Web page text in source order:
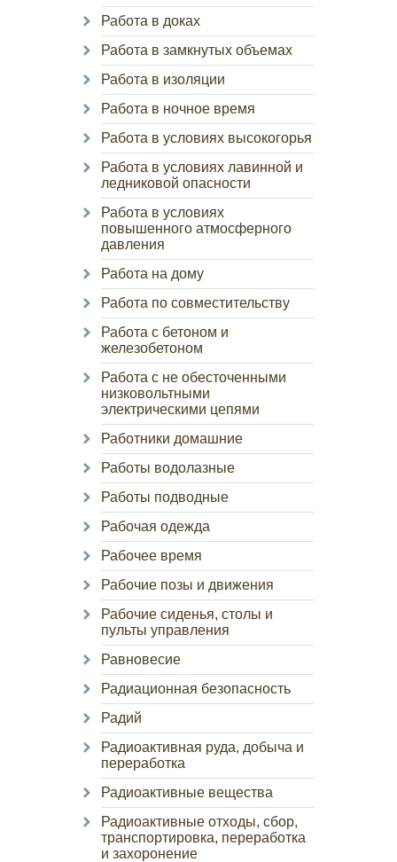
Работа в доках
Работа в замкнутых объемах
Работа в изоляции
Работа в ночное время
Работа в условиях высокогорья
Работа в условиях лавинной и
ледниковой опасности
Работа в условиях
повышенного атмосферного
давления
Работа на дому
Работа по совместительству
Работа с бетоном и
железобетоном
Работа с не обесточенными
низковольтными
электрическими цепями
Работники домашние
Работы водолазные
Работы подводные
Рабочая одежда
Рабочее время
Рабочие позы и движения
Рабочие сиденья, столы и
пульты управления
Равновесие
Радиационная безопасность
Радий
Радиоактивная руда, добыча и
переработка
Радиоактивные вещества
Радиоактивные отходы, сбор,
транспортировка, переработка
и захоронение